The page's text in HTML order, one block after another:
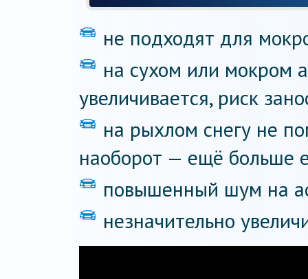
не подходят для
на сухом или мокром
увеличивается, риск
на рыхлом снегу не
наоборот — ещё больше
повышенный шум на
незначительно